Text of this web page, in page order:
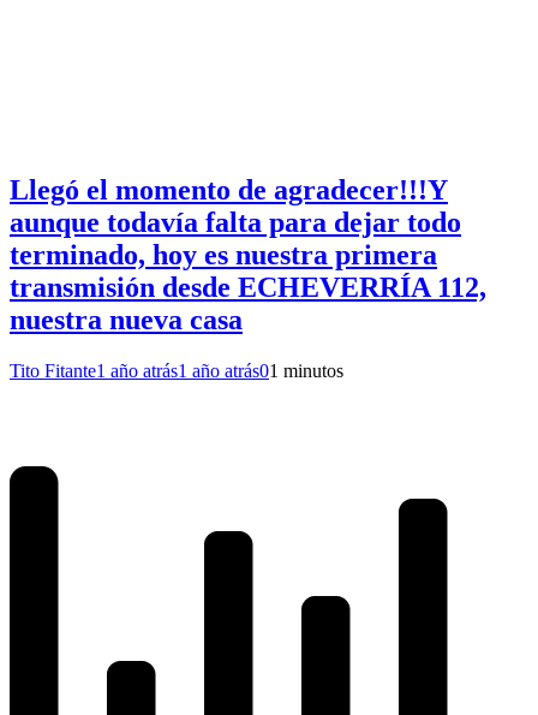
Llegó el momento de agradecer!!!Y
aunque todavía falta para dejar todo
terminado, hoy es nuestra primera
transmisión desde ECHEVERRÍA 112,
nuestra nueva casa
Tito Fitante1 año atrás1 año atrás01 minutos